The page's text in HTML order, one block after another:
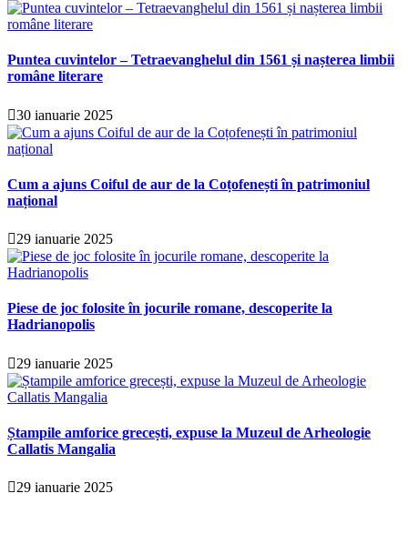
Puntea cuvintelor – Tetraevanghelul din 1561 și nașterea limbii
române literare
30 ianuarie 2025
Cum a ajuns Coiful de aur de la Coțofenești în patrimoniul
național
29 ianuarie 2025
Piese de joc folosite în jocurile romane, descoperite la
Hadrianopolis
29 ianuarie 2025
Ștampile amforice grecești, expuse la Muzeul de Arheologie
Callatis Mangalia
29 ianuarie 2025